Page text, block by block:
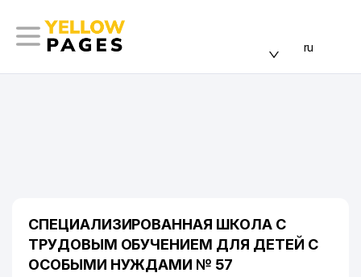
ru
СПЕЦИАЛИЗИРОВАННАЯ ШКОЛА С
ТРУДОВЫМ ОБУЧЕНИЕМ ДЛЯ ДЕТЕЙ С
ОСОБЫМИ НУЖДАМИ № 57